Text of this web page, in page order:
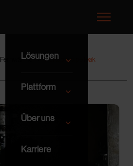
Lösungen
Plattform
Über uns
Karriere
Fernwärme
Portable pipe leak